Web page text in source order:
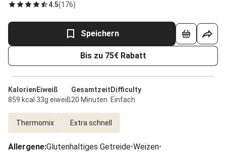
4.5(176)
Speichern
Bis zu 75€ Rabatt
Kalorien
859 kcal
Eiweiß
33g eiweiß
Gesamtzeit
20 Minuten
Difficulty
Einfach
Thermomix Extra schnell
Allergene:Glutenhaltiges Getreide•Weizen•